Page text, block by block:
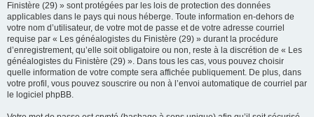
Finistère (29) » sont protégées par les lois de protection des données
applicables dans le pays qui nous héberge. Toute information en-dehors de
votre nom d’utilisateur, de votre mot de passe et de votre adresse courriel
requise par « Les généalogistes du Finistère (29) » durant la procédure
d’enregistrement, qu’elle soit obligatoire ou non, reste à la discrétion de « Les
généalogistes du Finistère (29) ». Dans tous les cas, vous pouvez choisir
quelle information de votre compte sera affichée publiquement. De plus, dans
votre profil, vous pouvez souscrire ou non à l’envoi automatique de courriel par
le logiciel phpBB.